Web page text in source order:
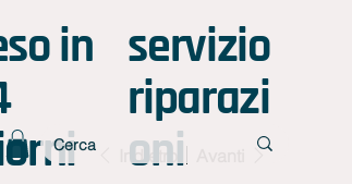
in servizio
riparazi
oni
Indietro